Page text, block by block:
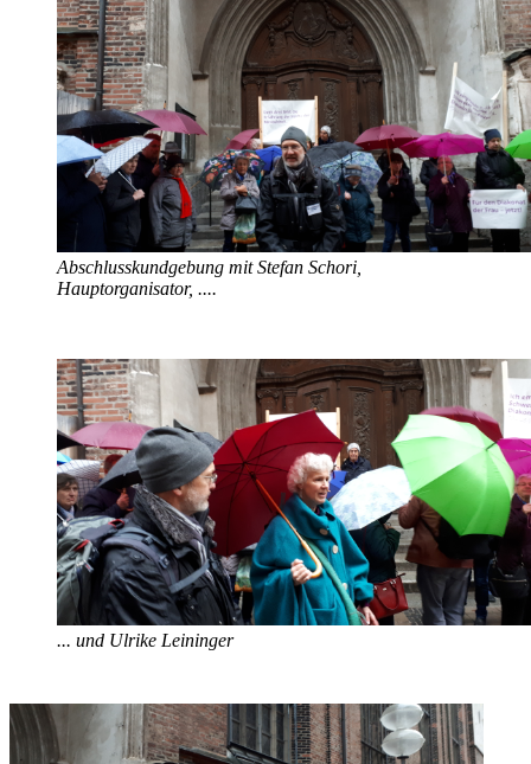
Abschlusskundgebung mit Stefan Schori,
Hauptorganisator, ....
... und Ulrike Leininger